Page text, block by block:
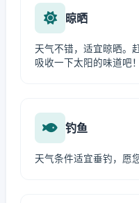
晾晒
天气不错，适宜晾晒。
吸收一下太阳的味道吧！
钓鱼
天气条件适宜垂钓，愿